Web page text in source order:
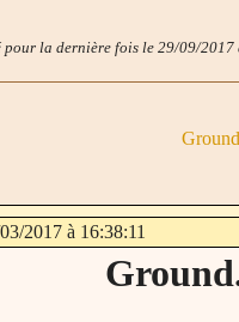
pour la dernière fois le 29/09/2017
2017 à 16:38:11